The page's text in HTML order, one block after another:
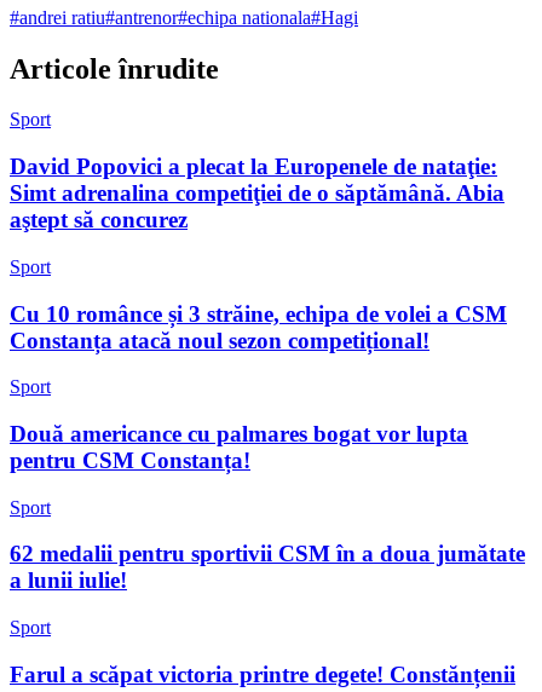
#andrei ratiu#antrenor#echipa nationala#Hagi
Articole înrudite
Sport
David Popovici a plecat la Europenele de nataţie:
Simt adrenalina competiţiei de o săptămână. Abia
aştept să concurez
Sport
Cu 10 românce și 3 străine, echipa de volei a CSM
Constanța atacă noul sezon competițional!
Sport
Două americance cu palmares bogat vor lupta
pentru CSM Constanța!
Sport
62 medalii pentru sportivii CSM în a doua jumătate
a lunii iulie!
Sport
Farul a scăpat victoria printre degete! Constănțenii